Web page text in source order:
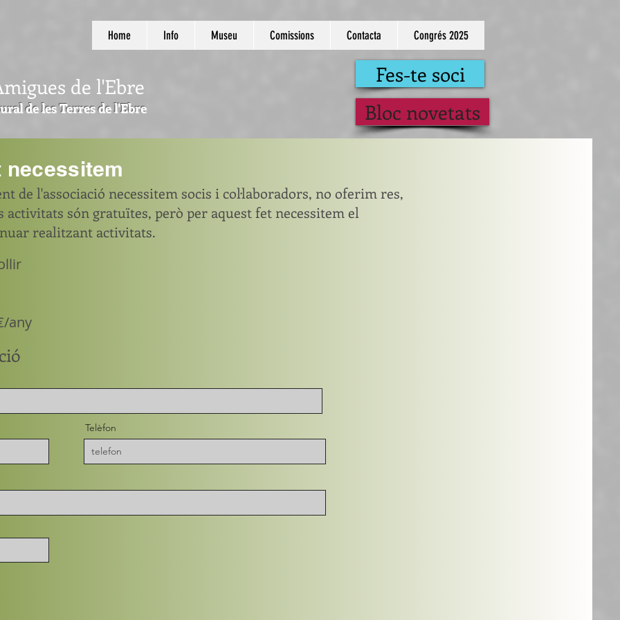
Home Info Museu Comissions Contacta Congrés 2025
de l'Ebre
de les Terres de l'Ebre
Fes-te soci
Bloc novetats
necessitem
de l'associació necessitem socis i col·laboradors, no oferim res,
activitats són gratuïtes, però per aquest fet necessitem el
realitzant activitats.
any
Telèfon